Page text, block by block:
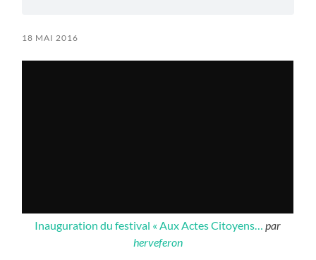
18 MAI 2016
Inauguration du festival « Aux Actes Citoyens… par
herveferon